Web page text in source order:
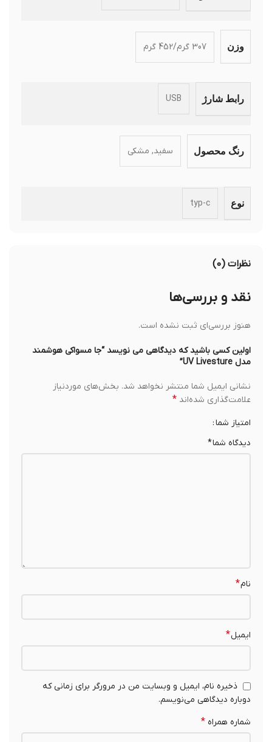
رابط شارژ
رنگ محصول سفید, مشکی
typ-c
نظرات (0)
نقد و بررسی‌ها
هنوز بررسی‌ای ثبت نشده است.
اولین کسی باشید که دیدگاهی می نویسد “جا مسواکی هوشمند
مدل UV Livesture”
نشانی ایمیل شما منتشر نخواهد شد. بخش‌های موردنیاز
علامت‌گذاری شده‌اند*
امتیاز شما
دیدگاه شما*
ایمیل*
ذخیره نام، ایمیل و وبسایت من در مرورگر برای زمانی که
دوباره دیدگاهی می‌نویسم.
شماره همراه*